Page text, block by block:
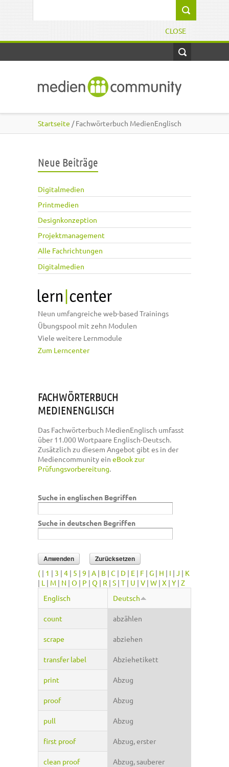
CLOSE
Startseite / Fachwörterbuch MedienEnglisch
Neue Beiträge
Digitalmedien
Printmedien
Designkonzeption
Projektmanagement
Alle Fachrichtungen
Digitalmedien
Neun umfangreiche web-based Trainings
Übungspool mit zehn Modulen
Viele weitere Lernmodule
Zum Lerncenter
FACHWÖRTERBUCH
MEDIENENGLISCH
Das Fachwörterbuch MedienEnglisch umfasst
über 11.000 Wortpaare Englisch-Deutsch.
Zusätzlich zu diesem Angebot gibt es in der
Mediencommunity ein eBook zur
Prüfungsvorbereitung.
Suche in englischen Begriffen
Suche in deutschen Begriffen
( | 1 | 3 | 4 | 5 | 9 | A | B | C | D | E | F | G | H | I | J | K
| L | M | N | O | P | Q | R | S | T | U | V | W | X | Y | Z
Englisch
Deutsch
count abzählen
scrape abziehen
transfer label Abziehetikett
print Abzug
proof Abzug
pull Abzug
first proof Abzug, erster
clean proof Abzug, sauberer